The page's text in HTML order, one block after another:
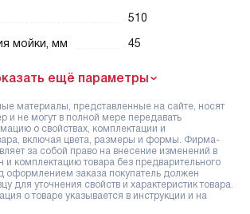
510
мойки, мм
45
ещё параметры
материалы, представленные на сайте, носят
и не могут в полной мере передавать
о свойствах, комплектации и
включая цвета, размеры и формы. Фирма-
за собой право на внесение изменений в
и комплектацию товара без предварительного
оформлением заказа покупатель должен
для уточнения свойств и характеристик товара.
о товаре указывается в инструкции и на